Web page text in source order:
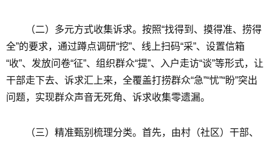
（二）多元方式收集诉求。按照“找得到、摸得准、捞得
全”的要求，通过蹲点调研“挖”、线上扫码“采”、设置信箱
“收”、发放问卷“征”、组织群众“提”、入户走访“谈”等形式，让
干部走下去、诉求汇上来，全覆盖打捞群众“急”“忧”“盼”突出
问题，实现群众声音无死角、诉求收集零遗漏。
（三）精准甄别梳理分类。首先，由村（社区）干部、